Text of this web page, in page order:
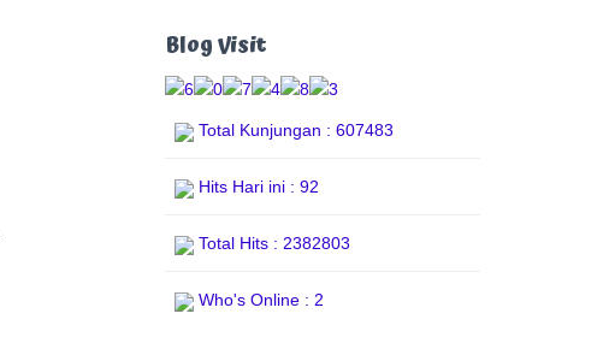
Blog Visit
Total Kunjungan : 607483
Hits Hari ini : 92
Total Hits : 2382803
Who's Online : 2